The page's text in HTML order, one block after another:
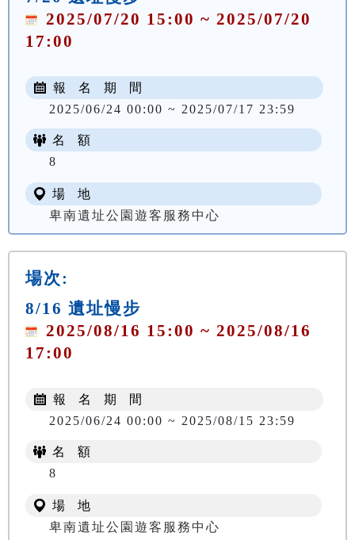
2025/07/20 15:00 ~ 2025/07/20
17:00
報 名 期 間
2025/06/24 00:00 ~ 2025/07/17 23:59
名 額
8
場 地
卑南遺址公園遊客服務中心
場次:
8/16 遺址慢步
2025/08/16 15:00 ~ 2025/08/16
17:00
報 名 期 間
2025/06/24 00:00 ~ 2025/08/15 23:59
名 額
8
場 地
卑南遺址公園遊客服務中心